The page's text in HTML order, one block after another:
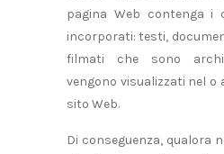
pagina Web contenga i
incorporati: testi,
filmati che sono
vengono visualizzati nel
sito Web.
Di conseguenza, qualora